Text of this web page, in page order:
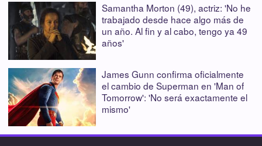
Samantha Morton (49), actriz: 'No he
trabajado desde hace algo más de
un año. Al fin y al cabo, tengo ya 49
años'
James Gunn confirma oficialmente
el cambio de Superman en 'Man of
Tomorrow': 'No será exactamente el
mismo'